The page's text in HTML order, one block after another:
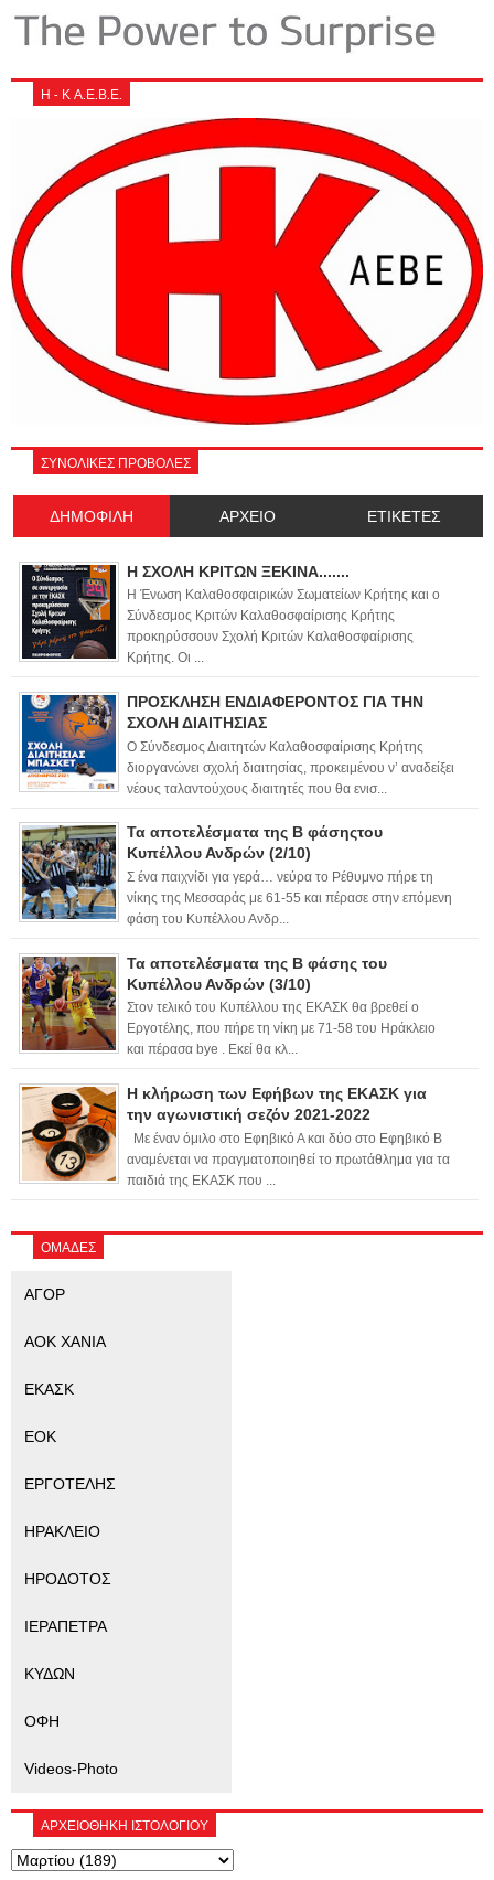
Η - Κ Α.Ε.Β.Ε.
ΣΥΝΟΛΙΚΕΣ ΠΡΟΒΟΛΕΣ
ΔΗΜΟΦΙΛΗ ΑΡΧΕΙΟ ΕΤΙΚΕΤΕΣ
Η ΣΧΟΛΗ ΚΡΙΤΩΝ ΞΕΚΙΝΑ.......
Η Ένωση Καλαθοσφαιρικών Σωματείων Κρήτης και ο
Σύνδεσμος Κριτών Καλαθοσφαίρισης Κρήτης
προκηρύσσουν Σχολή Κριτών Καλαθοσφαίρισης
Κρήτης. Οι ...
ΠΡΟΣΚΛΗΣΗ ΕΝΔΙΑΦΕΡΟΝΤΟΣ ΓΙΑ ΤΗΝ
ΣΧΟΛΗ ΔΙΑΙΤΗΣΙΑΣ
Ο Σύνδεσμος Διαιτητών Καλαθοσφαίρισης Κρήτης
διοργανώνει σχολή διαιτησίας, προκειμένου ν’ αναδείξει
νέους ταλαντούχους διαιτητές που θα ενισ...
Τα αποτελέσματα της Β φάσηςτου
Κυπέλλου Ανδρών (2/10)
Σ ένα παιχνίδι για γερά… νεύρα το Ρέθυμνο πήρε τη
νίκης της Μεσσαράς με 61-55 και πέρασε στην επόμενη
φάση του Κυπέλλου Ανδρ...
Τα αποτελέσματα της Β φάσης του
Κυπέλλου Ανδρών (3/10)
Στον τελικό του Κυπέλλου της ΕΚΑΣΚ θα βρεθεί ο
Εργοτέλης, που πήρε τη νίκη με 71-58 του Ηράκλειο
και πέρασα bye . Εκεί θα κλ...
Η κλήρωση των Εφήβων της ΕΚΑΣΚ για
την αγωνιστική σεζόν 2021-2022
Με έναν όμιλο στο Εφηβικό Α και δύο στο Εφηβικό Β
αναμένεται να πραγματοποιηθεί το πρωτάθλημα για τα
παιδιά της ΕΚΑΣΚ που ...
ΟΜΑΔΕΣ
ΑΓΟΡ
ΑΟΚ ΧΑΝΙΑ
ΕΚΑΣΚ
ΕΟΚ
ΕΡΓΟΤΕΛΗΣ
ΗΡΑΚΛΕΙΟ
ΗΡΟΔΟΤΟΣ
ΙΕΡΑΠΕΤΡΑ
ΚΥΔΩΝ
ΟΦΗ
Videos-Photo
ΑΡΧΕΙΟΘΗΚΗ ΙΣΤΟΛΟΓΙΟΥ